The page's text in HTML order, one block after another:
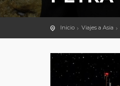
Inicio Viajes a Asia